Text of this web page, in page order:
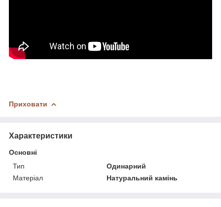
Приховати
Характеристики
Основні
Тип
Одинарний
Матеріал
Натуральний камінь